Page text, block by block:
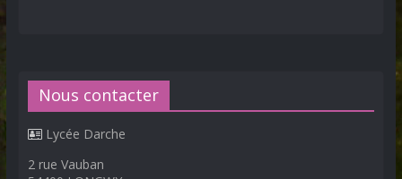
Nous contacter
Lycée Darche
2 rue Vauban